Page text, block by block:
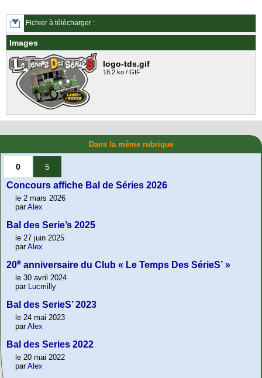
Fichier à télécharger :
Images
logo-tds.gif
18.2 ko / GIF
Dans la même rubrique
0 5
Concours affiche Bal de Séries 2026
le 2 mars 2026
parAlex
Bal des Serie’s 2025
le 27 juin 2025
parAlex
20e anniversaire du Club « Le Temps Des SérieS’ »
le 30 avril 2024
par Lucmilly
Bal des SerieS’ 2023
le 24 mai 2023
parAlex
Bal des Series 2022
le 20 mai 2022
parAlex